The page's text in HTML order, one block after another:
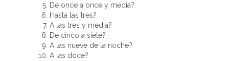
De once a once y media?
Hasta las tres?
A las tres y media?
De cinco a siete?
A las nueve de la noche?
A las doce?